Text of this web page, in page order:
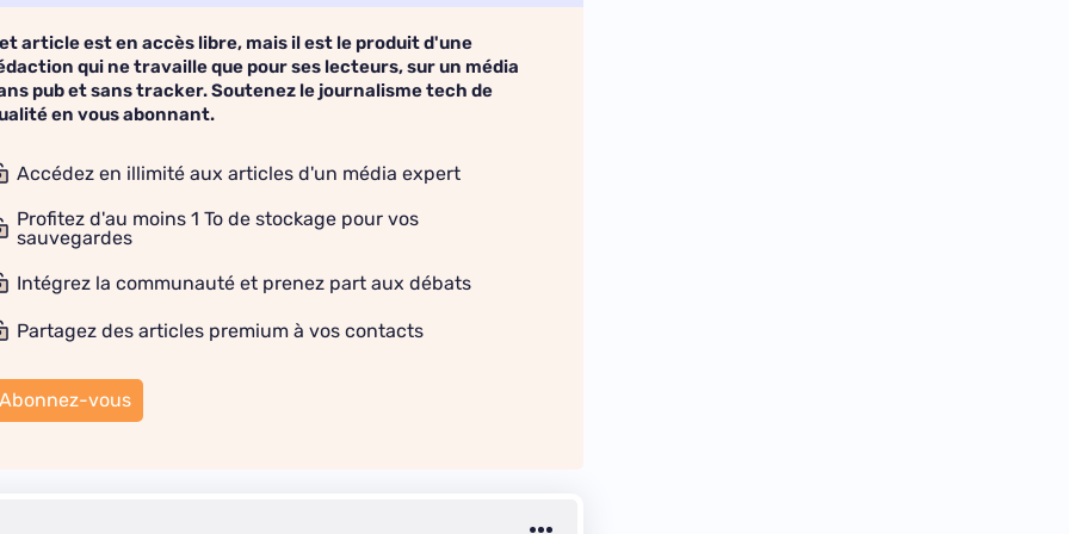
article est en accès libre, mais il est le produit d'une
qui ne travaille que pour ses lecteurs, sur un média
pub et sans tracker. Soutenez le journalisme tech de
en vous abonnant.
Accédez en illimité aux articles d'un média expert
Profitez d'au moins 1 To de stockage pour vos
sauvegardes
Intégrez la communauté et prenez part aux débats
Partagez des articles premium à vos contacts
Abonnez-vous